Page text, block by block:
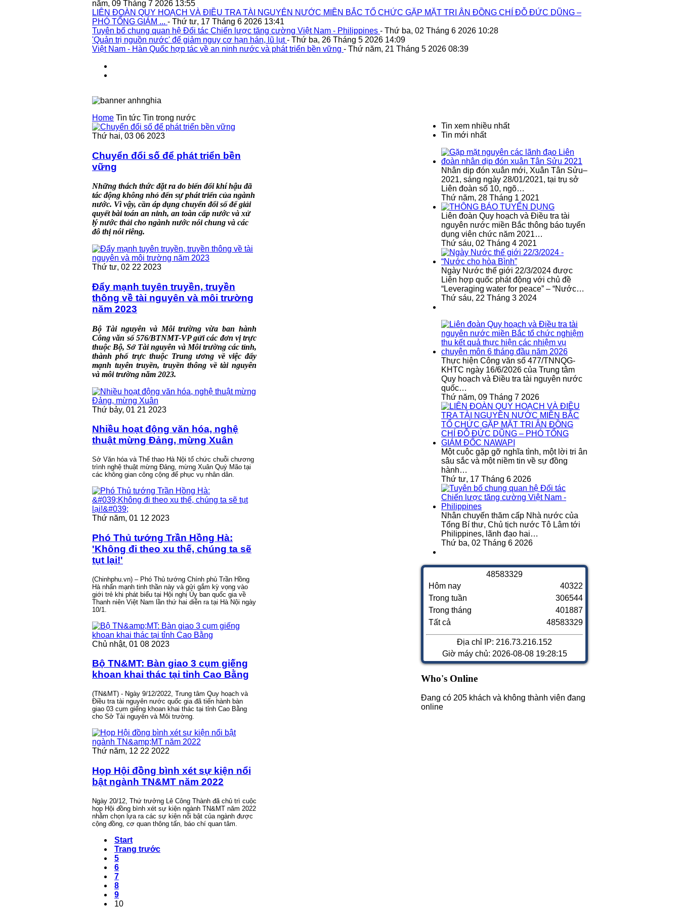
năm, 09 Tháng 7 2026 13:55
LIÊN ĐOÀN QUY HOẠCH VÀ ĐIỀU TRA TÀI NGUYÊN NƯỚC MIỀN BẮC TỔ CHỨC GẶP MẶT TRI ÂN ĐỒNG CHÍ ĐỖ ĐỨC DŨNG –
PHÓ TỔNG GIÁM ... - Thứ tư, 17 Tháng 6 2026 13:41
Tuyên bố chung quan hệ Đối tác Chiến lược tăng cường Việt Nam - Philippines - Thứ ba, 02 Tháng 6 2026 10:28
'Quản trị nguồn nước' để giảm nguy cơ hạn hán, lũ lụt- Thứ ba, 26 Tháng 5 2026 14:09
Việt Nam - Hàn Quốc hợp tác về an ninh nước và phát triển bền vững - Thứ năm, 21 Tháng 5 2026 08:39
Home Tin tức Tin trong nước
Thứ hai, 03 06 2023
Chuyển đổi số để phát triển bền
vững
Những thách thức đặt ra do biến đổi khí hậu đã
tác động không nhỏ đến sự phát triển của ngành
nước. Vì vậy, cần áp dụng chuyển đổi số để giải
quyết bài toán an ninh, an toàn cấp nước và xử
lý nước thải cho ngành nước nói chung và các
đô thị nói riêng.
Thứ tư, 02 22 2023
Đẩy mạnh tuyên truyền, truyền
thông về tài nguyên và môi trường
năm 2023
Bộ Tài nguyên và Môi trường vừa ban hành
Công văn số 576/BTNMT-VP gửi các đơn vị trực
thuộc Bộ, Sở Tài nguyên và Môi trường các tỉnh,
thành phố trực thuộc Trung ương về việc đẩy
mạnh tuyên truyền, truyền thông về tài nguyên
và môi trường năm 2023.
Thứ bảy, 01 21 2023
Nhiều hoạt động văn hóa, nghệ
thuật mừng Đảng, mừng Xuân
Sở Văn hóa và Thể thao Hà Nội tổ chức chuỗi chương
trình nghệ thuật mừng Đảng, mừng Xuân Quý Mão tại
các không gian công cộng để phục vụ nhân dân.
Thứ năm, 01 12 2023
Phó Thủ tướng Trần Hồng Hà:
'Không đi theo xu thế, chúng ta sẽ
tụt lại!'
(Chinhphu.vn) – Phó Thủ tướng Chính phủ Trần Hồng
Hà nhấn mạnh tinh thần này và gửi gắm kỳ vọng vào
giới trẻ khi phát biểu tại Hội nghị Ủy ban quốc gia về
Thanh niên Việt Nam lần thứ hai diễn ra tại Hà Nội ngày
10/1.
Chủ nhật, 01 08 2023
Bộ TN&MT: Bàn giao 3 cụm giếng
khoan khai thác tại tỉnh Cao Bằng
(TN&MT) - Ngày 9/12/2022, Trung tâm Quy hoạch và
Điều tra tài nguyên nước quốc gia đã tiến hành bàn
giao 03 cụm giếng khoan khai thác tại tỉnh Cao Bằng
cho Sở Tài nguyên và Môi trường.
Thứ năm, 12 22 2022
Họp Hội đồng bình xét sự kiện nổi
bật ngành TN&MT năm 2022
Ngày 20/12, Thứ trưởng Lê Công Thành đã chủ trì cuộc
họp Hội đồng bình xét sự kiện ngành TN&MT năm 2022
nhằm chọn lựa ra các sự kiện nổi bật của ngành được
cộng đồng, cơ quan thông tấn, báo chí quan tâm.
Start
Trang trước
5
6
7
8
9
10
Tin xem nhiều nhất
Tin mới nhất
Nhân dịp đón xuân mới, Xuân Tân Sửu–
2021, sáng ngày 28/01/2021, tại trụ sở
Liên đoàn số 10, ngõ…
Thứ năm, 28 Tháng 1 2021
Liên đoàn Quy hoạch và Điều tra tài
nguyên nước miền Bắc thông báo tuyển
dụng viên chức năm 2021…
Thứ sáu, 02 Tháng 4 2021
Ngày Nước thế giới 22/3/2024 được
Liên hợp quốc phát động với chủ đề
“Leveraging water for peace” – “Nước…
Thứ sáu, 22 Tháng 3 2024
Thực hiện Công văn số 477/TNNQG-
KHTC ngày 16/6/2026 của Trung tâm
Quy hoạch và Điều tra tài nguyên nước
quốc…
Thứ năm, 09 Tháng 7 2026
Một cuộc gặp gỡ nghĩa tình, một lời tri ân
sâu sắc và một niềm tin về sự đồng
hành…
Thứ tư, 17 Tháng 6 2026
Nhân chuyến thăm cấp Nhà nước của
Tổng Bí thư, Chủ tịch nước Tô Lâm tới
Philippines, lãnh đạo hai…
Thứ ba, 02 Tháng 6 2026
48583329
Hôm nay
Trong tuần
Trong tháng
Tất cả
40322
306544
401887
48583329
Địa chỉ IP: 216.73.216.152
Giờ máy chủ: 2026-08-08 19:28:15
Who's Online
Đang có 205 khách và không thành viên đang
online